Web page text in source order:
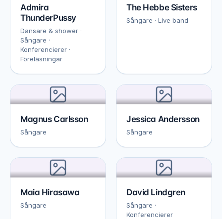
Admira
ThunderPussy
Dansare & shower ·
Sångare ·
Konferencierer ·
Föreläsningar
The Hebbe Sisters
Sångare · Live band
Magnus Carlsson
Sångare
Jessica Andersson
Sångare
Maia Hirasawa
Sångare
David Lindgren
Sångare ·
Konferencierer